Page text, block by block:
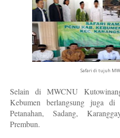
Safari di tujuh
Selain di MWCNU
Kebumen berlangsung juga di
Petanahan, Sadang,
Prembun.